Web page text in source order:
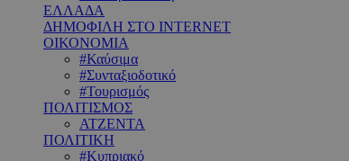
ΕΛΛΑΔΑ
ΔΗΜΟΦΙΛΗ ΣΤΟ INTERNET
ΟΙΚΟΝΟΜΙΑ
#Καύσιμα
#Συνταξιοδοτικό
#Τουρισμός
ΠΟΛΙΤΙΣΜΟΣ
ΑΤΖΕΝΤΑ
ΠΟΛΙΤΙΚΗ
#Κυπριακό